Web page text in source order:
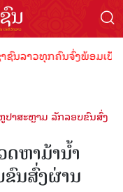
ນລາວທຸກຄົນຈົ່ງພ້ອມເປັນ
າສະຫຼາມ ລັກລອບຂົນສົ່ງ
ຫາມ້ານ້ຳ
ນສົ່ງຜ່ານ